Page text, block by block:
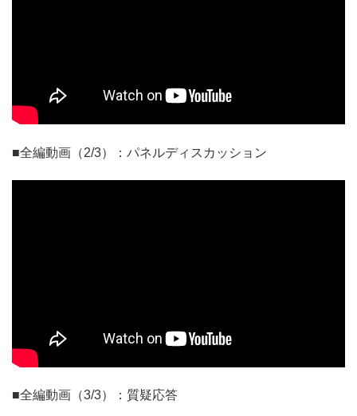
■全編動画（2/3）：パネルディスカッション
■全編動画（3/3）：質疑応答